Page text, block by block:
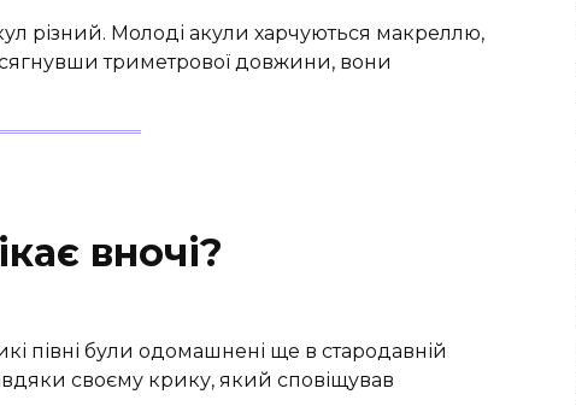
різний. Молоді акули харчуються макреллю,
триметрової довжини, вони
вночі?
півні були одомашнені ще в стародавній
своєму крику, який сповіщував